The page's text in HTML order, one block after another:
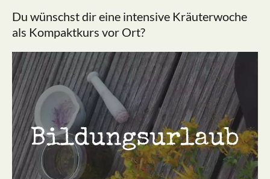
Du wünschst dir eine intensive Kräuterwoche
als Kompaktkurs vor Ort?